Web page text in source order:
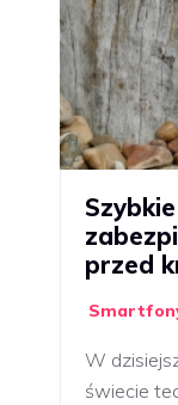
przed
W
świecie